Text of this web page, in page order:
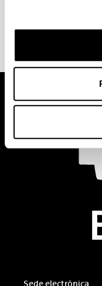
las prácticas
Sede electrónica